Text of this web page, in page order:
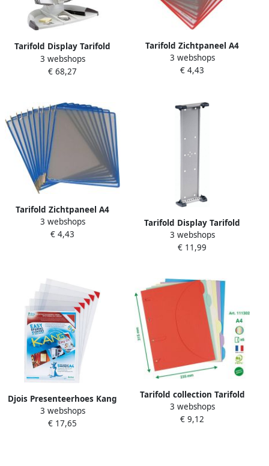
Tarifold Display Tarifold
bureaustandaard design
basisset: grijs
3 webshops
€ 68,27
Tarifold Zichtpaneel A4
verticaal rood 10 stuks
3 webshops
€ 4,43
Tarifold Zichtpaneel A4
verticaal blauw 10 stuks
3 webshops
€ 4,43
Tarifold Display Tarifold
leeg metalen wandelement
basismodel met pluggen
3 webshops
€ 11,99
Djois Presenteerhoes Kang
easy clic A4
herpositioneerbaar
3 webshops
€ 17,65
Tarifold collection Tarifold
smartfolder geperforeerde
showtas geassorteerde
3 webshops
€ 9,12